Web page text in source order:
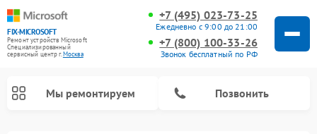
FIX-MICROSOFT
Ремонт устройств Microsoft
Специализированный
cервисный центр г.Москва
+7 (495) 023-73-25
Ежедневно с 9:00 до 21:00
+7 (800) 100-33-26
Звонок бесплатный по РФ
Мы ремонтируем Позвонить